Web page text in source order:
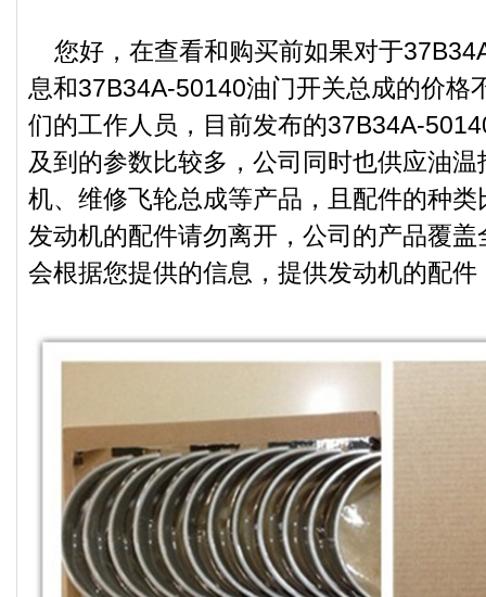
您好，在查看和购买前如果对于
息和37B34A-50140油门开关总成的价格
们的工作人员，目前发布的37B34A-
及到的参数比较多，公司同时也供应油
机、维修飞轮总成等产品，且配件的种
发动机的配件请勿离开，公司的产品覆
会根据您提供的信息，提供发动机的配